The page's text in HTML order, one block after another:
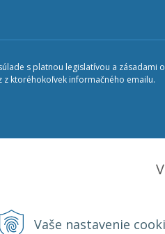
Vaše nastavenie
s platnou legislatívou a
ktoréhokoľvek informačného emailu.